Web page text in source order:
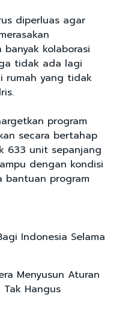
diperluas agar
banyak kolaborasi
tidak ada lagi
rumah yang tidak
program
secara bertahap
633 unit sepanjang
dengan kondisi
bantuan program
Indonesia Selama
Menyusun Aturan
Hangus